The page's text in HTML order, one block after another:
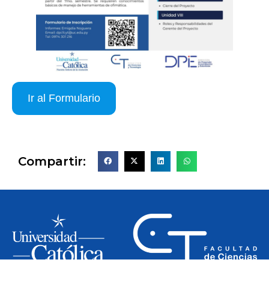
Ir al Formulario
Compartir: